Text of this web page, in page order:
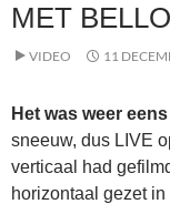
MET
VIDEO 11
Het was weer
sneeuw, dus LIVE
verticaal had
horizontaal gezet